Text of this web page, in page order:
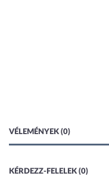
VÉLEMÉNYEK (0)
KÉRDEZZ-FELELEK (0)